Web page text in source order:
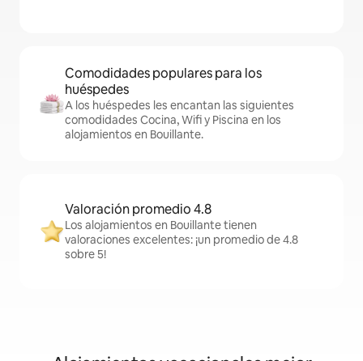
Comodidades populares para los
huéspedes
A los huéspedes les encantan las siguientes
comodidades Cocina, Wifi y Piscina en los
alojamientos en Bouillante.
Valoración promedio 4.8
Los alojamientos en Bouillante tienen
valoraciones excelentes: ¡un promedio de 4.8
sobre 5!